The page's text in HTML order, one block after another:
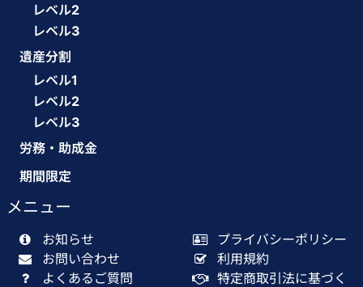
レベル2
レベル3
遺産分割
レベル1
レベル2
レベル3
労務・助成金
期間限定
メニュー
お知らせ
お問い合わせ
よくあるご質問
プライバシーポリシー
利用規約
特定商取引法に基づく